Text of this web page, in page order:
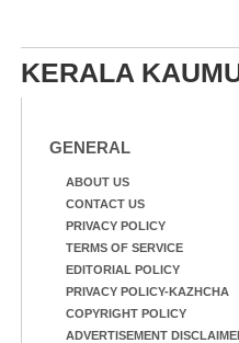
KERALA
GENERAL
ABOUT US
CONTACT US
PRIVACY POLICY
TERMS OF SERVICE
EDITORIAL POLICY
PRIVACY POLICY-KAZHCHA
COPYRIGHT POLICY
ADVERTISEMENT